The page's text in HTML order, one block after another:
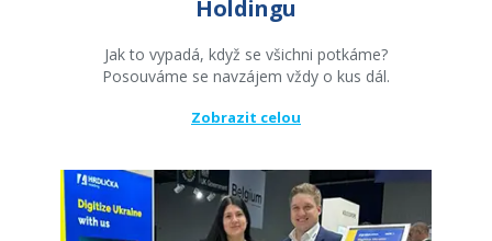
Holdingu
Jak to vypadá, když se všichni potkáme?
Posouváme se navzájem vždy o kus dál.
Zobrazit celou